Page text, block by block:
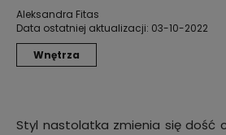
Aleksandra Fitas
Data ostatniej aktualizacji: 03-10-2022
Wnętrza
Styl nastolatka zmienia się dość